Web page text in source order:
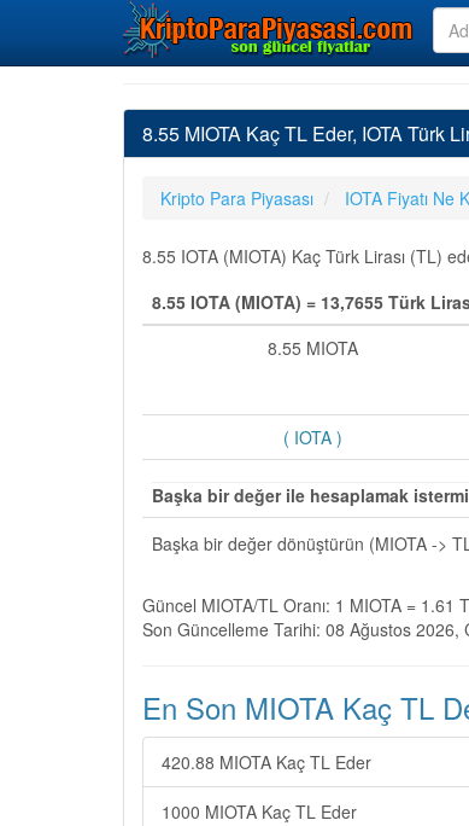
8.55 MIOTA Kaç TL Eder, IOTA Türk
Kripto Para Piyasası IOTA Fiyatı Ne
8.55 IOTA (MIOTA) Kaç Türk Lirası (TL)
8.55 IOTA (MIOTA) = 13,7655 Türk
8.55 MIOTA
( IOTA )
Başka bir değer ile hesaplamak
Başka bir değer dönüştürün (MIOTA ->
Güncel MIOTA/TL Oranı: 1 MIOTA = 1.61
Son Güncelleme Tarihi: 08 Ağustos 2026,
En Son MIOTA Kaç TL
420.88 MIOTA Kaç TL Eder
1000 MIOTA Kaç TL Eder